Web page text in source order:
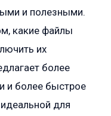
и полезными.
какие файлы
их
более
и более быстрое
для